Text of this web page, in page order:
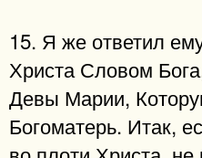
15. Я же ответил
Христа Словом
Девы Марии,
Богоматерь. Итак,